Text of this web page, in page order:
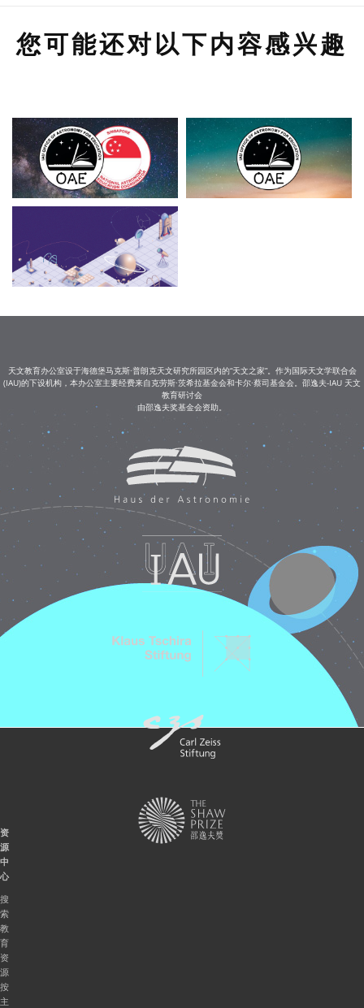
您可能还对以下内容感兴趣
天文教育办公室设于海德堡马克斯·普朗克天文研究所园区内的“天文之家”。作为国际天文学联合会
(IAU)的下设机构，本办公室主要经费来自克劳斯·茨希拉基金会和卡尔·蔡司基金会。邵逸夫-IAU 天文
教育研讨会
由邵逸夫奖基金会资助。
资
源
中
心
搜
索
教
育
资
源
按
主